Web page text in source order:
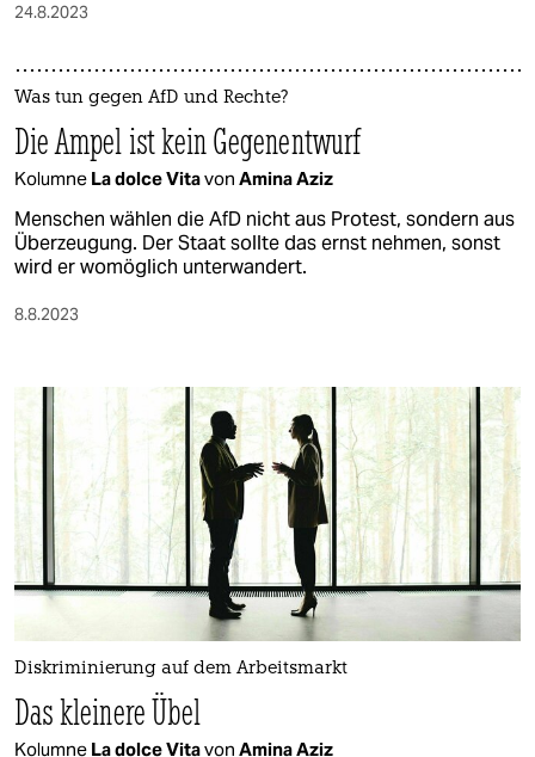
24.8.2023
Was tun gegen AfD und Rechte?
Die Ampel ist kein Gegenentwurf
Kolumne La dolce Vitavon Amina Aziz
Menschen wählen die AfD nicht aus Protest, sondern aus
Überzeugung. Der Staat sollte das ernst nehmen, sonst
wird er womöglich unterwandert.
8.8.2023
Diskriminierung auf dem Arbeitsmarkt
Das kleinere Übel
Kolumne La dolce Vitavon Amina Aziz